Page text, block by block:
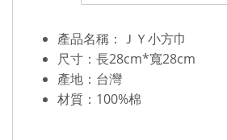
產品名稱：ＪＹ小方巾
尺寸：長28cm*寬28cm
產地：台灣
材質：100%棉